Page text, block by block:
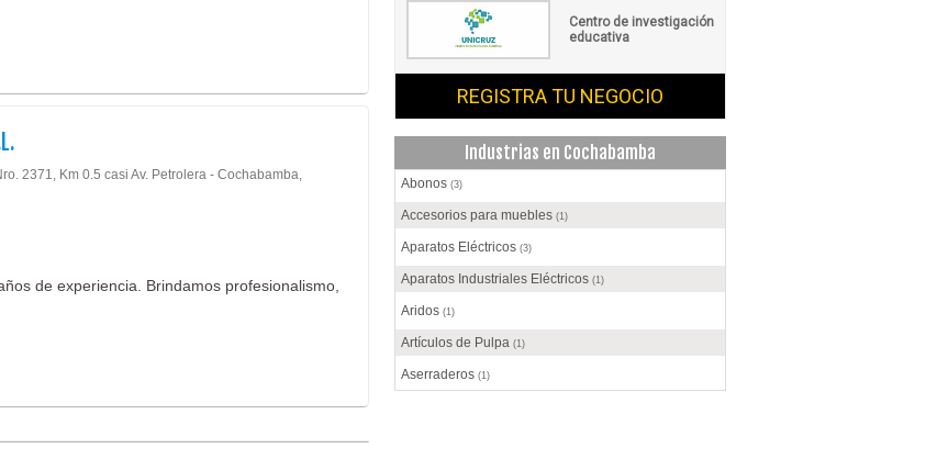
2371, Km 0.5 casi Av. Petrolera - Cochabamba,
de experiencia. Brindamos profesionalismo,
Centro de investigación
educativa
REGISTRA TU NEGOCIO
Industrias en Cochabamba
Abonos (3)
Accesorios para muebles (1)
Aparatos Eléctricos (3)
Aparatos Industriales Eléctricos (1)
Aridos (1)
Artículos de Pulpa (1)
Aserraderos (1)